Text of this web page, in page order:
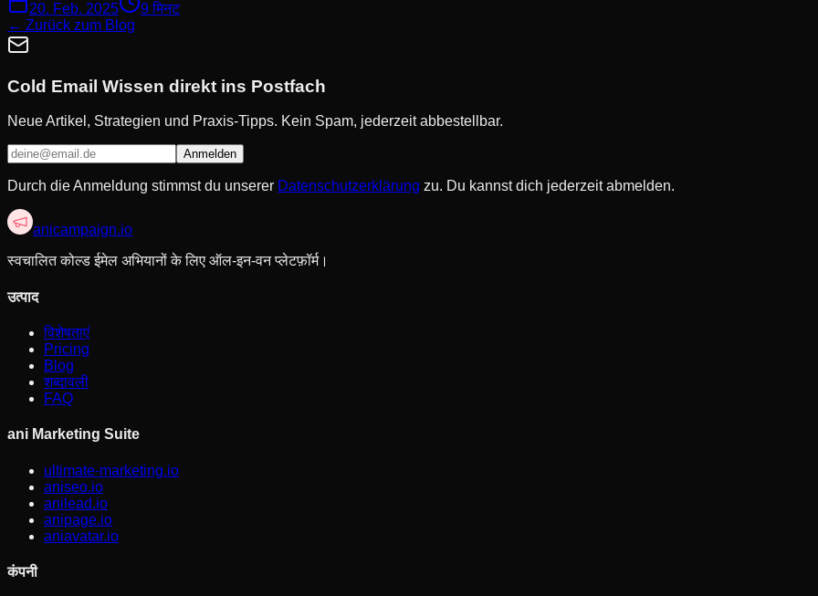
20. Feb. 2025
9 मिनट
← Zurück zum Blog
Cold Email Wissen direkt ins Postfach
Neue Artikel, Strategien und Praxis-Tipps. Kein Spam, jederzeit abbestellbar.
Anmelden
Durch die Anmeldung stimmst du unserer Datenschutzerklärung zu. Du kannst dich jederzeit abmelden.
anicampaign.io
स्वचालित कोल्ड ईमेल अभियानों के लिए ऑल-इन-वन प्लेटफ़ॉर्म।
उत्पाद
विशेषताएं
Pricing
Blog
शब्दावली
FAQ
ani Marketing Suite
ultimate-marketing.io
aniseo.io
anilead.io
anipage.io
aniavatar.io
कंपनी